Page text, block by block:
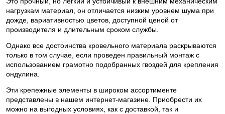
нагрузкам материал, он отличается низким уровнем шума при
дожде, вариативностью цветов, доступной ценой от
производителя и длительным сроком службы.
Однако все достоинства кровельного материала раскрываются
только в том случае, если проведен правильный монтаж с
использованием грамотно подобранных гвоздей для крепления
ондулина.
Эти крепежные элементы в широком ассортименте
представлены в нашем интернет-магазине. Приобрести их
можно на выгодных условиях, как с доставкой, так и